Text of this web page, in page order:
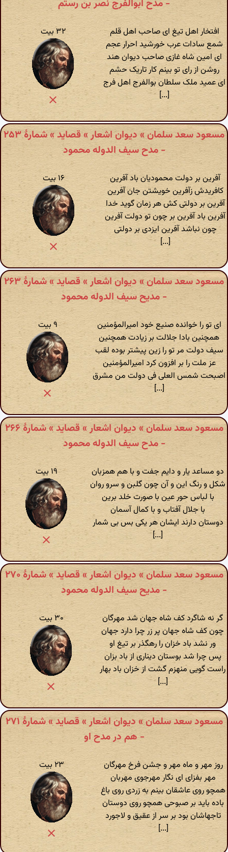
- مدح ابوالفرج نصر بن رستم
افتخار اهل تیغ ای صاحب اهل قلم
شمع سادات عرب خورشید احرار عجم
ای امین شاه غازی صاحب دیوان هند
روشن از رای تو بینم کار تاریک حشم
ای عمید ملک سلطان بوالفرج اهل فرج
[...]
۳۲ بیت
مسعود سعد سلمان » دیوان اشعار » قصاید » شمارهٔ ۲۵۳
- مدح سیف الدوله محمود
آفرین بر دولت محمودیان باد آفرین
کافریدش زآفرین خویشتن جان آفرین
آفرین بر دولتی کش هر زمان گوید خدا
آفرین باد آفرین بر چون تو دولت آفرین
چون نباشد آفرین ایزدی بر دولتی
[...]
۱۶ بیت
مسعود سعد سلمان » دیوان اشعار » قصاید » شمارهٔ ۲۶۳
- مدیح سیف الدوله محمود
ای تو را خوانده صنیع خود امیرالمؤمنین
همچنین بادا جلالت بر زیادت همچنین
سیف دولت مر تو را زین پیشتر بوده لقب
عز ملت را بر افزون کرد امیرالمؤمنین
اصبحت شمس العلی فی دولت من مشرق
[...]
۹ بیت
مسعود سعد سلمان » دیوان اشعار » قصاید » شمارهٔ ۲۶۶
- مدح سیف الدوله محمود
دو مساعد یار و دایم جفت و با هم همزبان
شکل و رنگ این و آن چون گلبن و سرو روان
با لباس حور عین با صورت خلد برین
با جلال آفتاب و با کمال آسمان
دوستان دارند ایشان هر یکی بس بی شمار
[...]
۱۹ بیت
مسعود سعد سلمان » دیوان اشعار » قصاید » شمارهٔ ۲۷۰
- مدیح سیف الدوله محمود
گر نه شاگرد کف شاه جهان شد مهرگان
چون کف شاه جهان پر زر چرا دارد جهان
ور نشد باد خزان را رهگذر بر تیغ او
پس چرا شد بوستان دیناری از باد بزان
راست گویی منهزم گشت از خزان باد بهار
[...]
۳۰ بیت
مسعود سعد سلمان » دیوان اشعار » قصاید » شمارهٔ ۲۷۱
- هم در مدح او
روز مهر و ماه مهر و جشن فرخ مهرگان
مهر بفزای ای نگار مهرجوی مهربان
همچو روی عاشقان بینم به زردی روی باغ
باده باید بر صبوحی همچو روی دوستان
تاجهاشان بود بر سر از عقیق و لاجورد
[...]
۲۳ بیت